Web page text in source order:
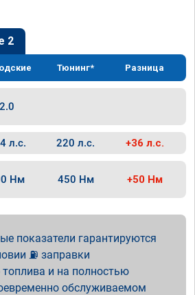
2
Тюнинг* Разница
2.0
л.с. 220 л.с. +36 л.с.
Нм 450 Нм +50 Нм
показатели гарантируются
⛽ заправки
топлива и на полностью
обслуживаемом